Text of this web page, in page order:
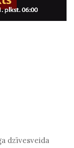
dzīvesveida